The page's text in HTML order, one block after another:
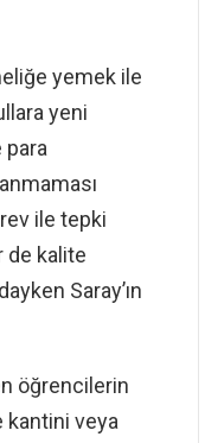
yemek ile
yeni
para
ile tepki
de kalite
Saray’ın
öğrencilerin
kantini veya